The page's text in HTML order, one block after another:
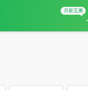
台南